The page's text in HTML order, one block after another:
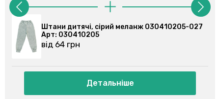
030410205-027
Штани спортивні, сірі